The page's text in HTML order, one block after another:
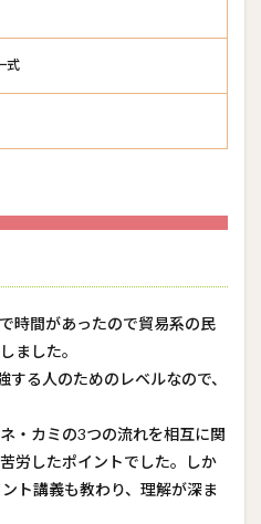
式
時間があったので貿易系の民
ました。
る人のためのレベルなので、
・カミの3つの流れを相互に関
労したポイントでした。しか
ト講義も教わり、理解が深ま